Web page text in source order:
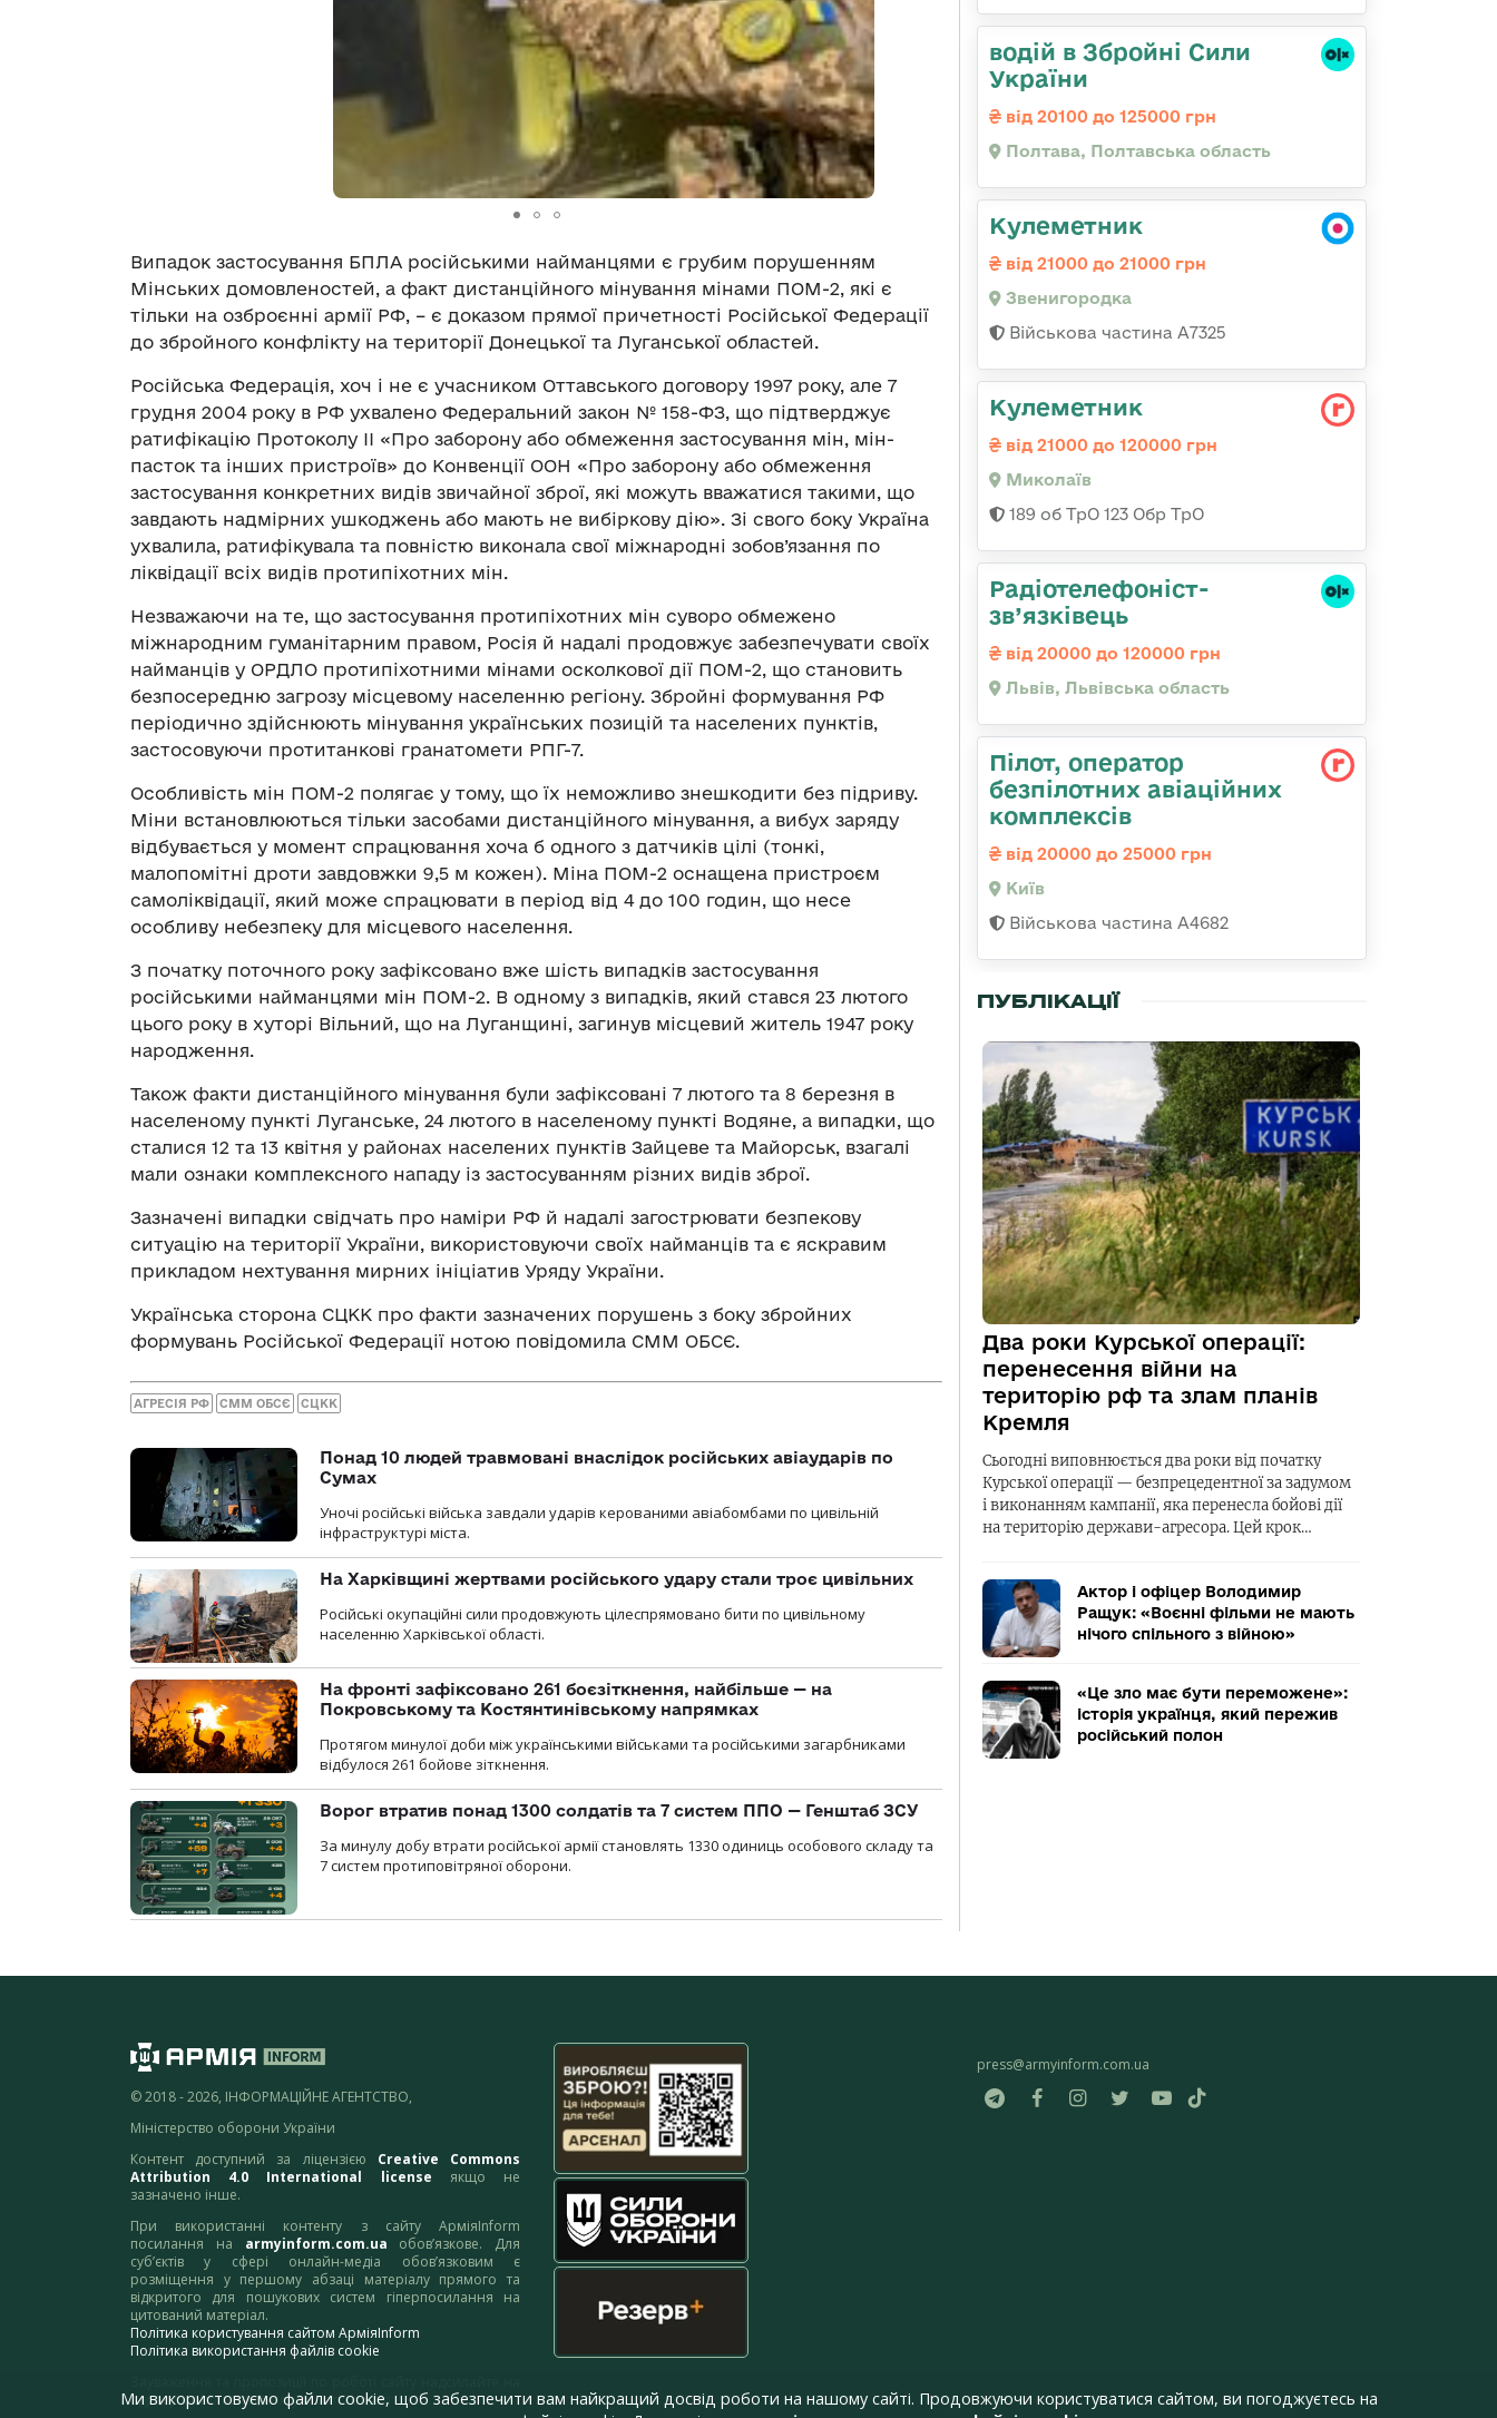
Випадок застосування БПЛА російськими найманцями є грубим порушенням
Мінських домовленостей, а факт дистанційного мінування мінами ПОМ-2, які є
тільки на озброєнні армії РФ, – є доказом прямої причетності Російської Федерації
до збройного конфлікту на території Донецької та Луганської областей.
Російська Федерація, хоч і не є учасником Оттавського договору 1997 року, але 7
грудня 2004 року в РФ ухвалено Федеральний закон № 158-ФЗ, що підтверджує
ратифікацію Протоколу II «Про заборону або обмеження застосування мін, мін-
пасток та інших пристроїв» до Конвенції ООН «Про заборону або обмеження
застосування конкретних видів звичайної зброї, які можуть вважатися такими, що
завдають надмірних ушкоджень або мають не вибіркову дію». Зі свого боку Україна
ухвалила, ратифікувала та повністю виконала свої міжнародні зобов’язання по
ліквідації всіх видів протипіхотних мін.
Незважаючи на те, що застосування протипіхотних мін суворо обмежено
міжнародним гуманітарним правом, Росія й надалі продовжує забезпечувати своїх
найманців у ОРДЛО протипіхотними мінами осколкової дії ПОМ-2, що становить
безпосередню загрозу місцевому населенню регіону. Збройні формування РФ
періодично здійснюють мінування українських позицій та населених пунктів,
застосовуючи протитанкові гранатомети РПГ-7.
Особливість мін ПОМ-2 полягає у тому, що їх неможливо знешкодити без підриву.
Міни встановлюються тільки засобами дистанційного мінування, а вибух заряду
відбувається у момент спрацювання хоча б одного з датчиків цілі (тонкі,
малопомітні дроти завдовжки 9,5 м кожен). Міна ПОМ-2 оснащена пристроєм
самоліквідації, який може спрацювати в період від 4 до 100 годин, що несе
особливу небезпеку для місцевого населення.
З початку поточного року зафіксовано вже шість випадків застосування
російськими найманцями мін ПОМ-2. В одному з випадків, який стався 23 лютого
цього року в хуторі Вільний, що на Луганщині, загинув місцевий житель 1947 року
народження.
Також факти дистанційного мінування були зафіксовані 7 лютого та 8 березня в
населеному пункті Луганське, 24 лютого в населеному пункті Водяне, а випадки, що
сталися 12 та 13 квітня у районах населених пунктів Зайцеве та Майорськ, взагалі
мали ознаки комплексного нападу із застосуванням різних видів зброї.
Зазначені випадки свідчать про наміри РФ й надалі загострювати безпекову
ситуацію на території України, використовуючи своїх найманців та є яскравим
прикладом нехтування мирних ініціатив Уряду України.
Українська сторона СЦКК про факти зазначених порушень з боку збройних
формувань Російської Федерації нотою повідомила СММ ОБСЄ.
АГРЕСІЯ РФ СММ ОБСЄ СЦКК
Понад 10 людей травмовані внаслідок російських авіаударів по
Сумах
Уночі російські війська завдали ударів керованими авіабомбами по цивільній
інфраструктурі міста.
На Харківщині жертвами російського удару стали троє цивільних
Російські окупаційні сили продовжують цілеспрямовано бити по цивільному
населенню Харківської області.
На фронті зафіксовано 261 боєзіткнення, найбільше — на
Покровському та Костянтинівському напрямках
Протягом минулої доби між українськими військами та російськими загарбниками
відбулося 261 бойове зіткнення.
Ворог втратив понад 1300 солдатів та 7 систем ППО — Генштаб ЗСУ
За минулу добу втрати російської армії становлять 1330 одиниць особового складу та
7 систем протиповітряної оборони.
водій в Збройні Сили
України
від 20100 до 125000 грн
Полтава, Полтавська область
Кулеметник
від 21000 до 21000 грн
Звенигородка
Військова частина А7325
Кулеметник
від 21000 до 120000 грн
Миколаїв
189 об ТрО 123 Обр ТрО
Радіотелефоніст-
зв’язківець
від 20000 до 120000 грн
Львів, Львівська область
Пілот, оператор
безпілотних авіаційних
комплексів
від 20000 до 25000 грн
Київ
Військова частина А4682
ПУБЛІКАЦІЇ
Два роки Курської операції:
перенесення війни на
територію рф та злам планів
Кремля
Сьогодні виповнюється два роки від початку
Курської операції — безпрецедентної за задумом
і виконанням кампанії, яка перенесла бойові дії
на територію держави-агресора. Цей крок…
Актор і офіцер Володимир
Ращук: «Воєнні фільми не мають
нічого спільного з війною»
«Це зло має бути переможене»:
історія українця, який пережив
російський полон
© 2018 - 2026, ІНФОРМАЦІЙНЕ АГЕНТСТВО,
Міністерство оборони України
Контент доступний за ліцензією Creative Commons
Attribution 4.0 International license якщо не
зазначено інше.
При використанні контенту з сайту АрміяInform
посилання на armyinform.com.ua обов’язкове. Для
суб’єктів у сфері онлайн-медіа обов’язковим є
розміщення у першому абзаці матеріалу прямого та
відкритого для пошукових систем гіперпосилання на
цитований матеріал.
Політика користування сайтом АрміяInform
Політика використання файлів cookie
адресу:webmaster@armyinform.com.ua
press@armyinform.com.ua
Ми використовуємо файли cookie, щоб забезпечити вам найкращий досвід роботи на нашому сайті. Продовжуючи користуватися сайтом, ви погоджуєтесь на